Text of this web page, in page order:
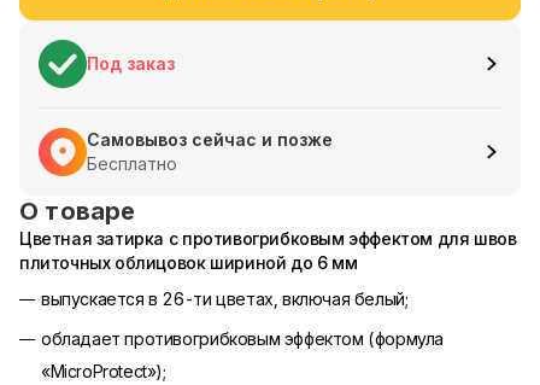
Под заказ
Самовывоз сейчас и позже
Бесплатно
О товаре
Цветная затирка с противогрибковым эффектом для швов
плиточных облицовок шириной до 6 мм
выпускается в 26-ти цветах, включая белый;
обладает противогрибковым эффектом (формула
«MicroProtect»);